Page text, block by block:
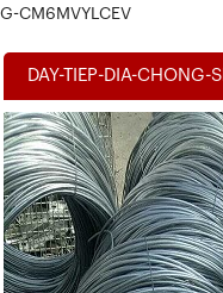
G-CM6MVYLCEV
DAY-TIEP-DIA-CHONG-